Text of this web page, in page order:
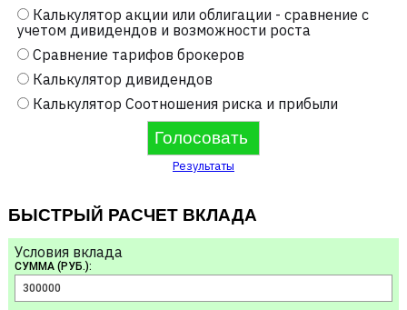
Калькулятор акции или облигации - сравнение с
учетом дивидендов и возможности роста
Сравнение тарифов брокеров
Калькулятор дивидендов
Калькулятор Соотношения риска и прибыли
Результаты
БЫСТРЫЙ РАСЧЕТ ВКЛАДА
Условия вклада
СУММА (РУБ.):